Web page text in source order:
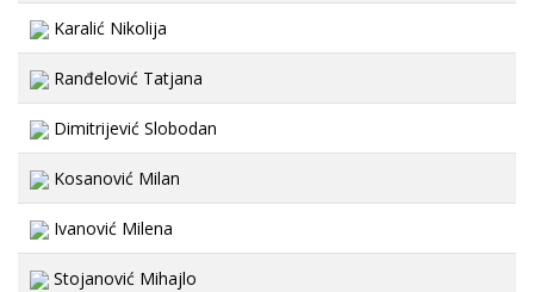
Karalić Nikolija
Ranđelović Tatjana
Dimitrijević Slobodan
Kosanović Milan
Ivanović Milena
Stojanović Mihajlo